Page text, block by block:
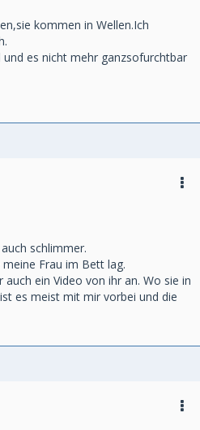
kommen in Wellen.Ich
es nicht mehr ganzsofurchtbar
schlimmer.
Frau im Bett lag.
ein Video von ihr an. Wo sie in
es meist mit mir vorbei und die